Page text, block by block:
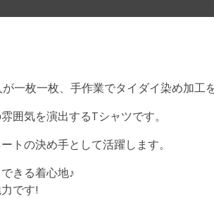
一枚一枚、手作業でタイダイ染め加
囲気を演出するTシャツです。
トの決め手として活躍します。
きる着心地♪
です!